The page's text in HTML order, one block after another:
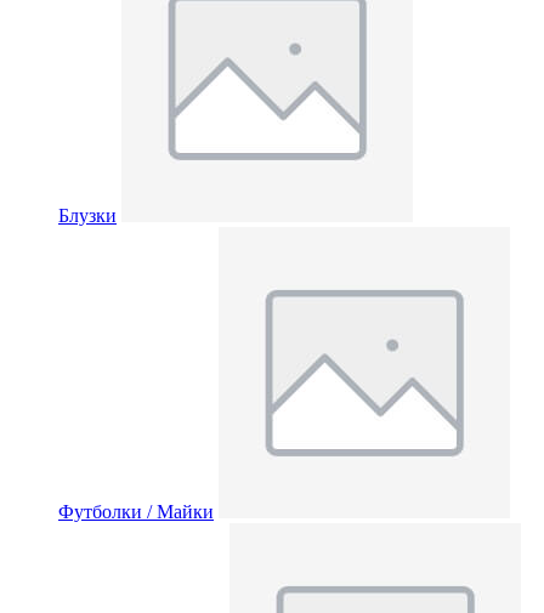
Блузки
Футболки / Майки